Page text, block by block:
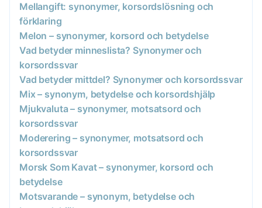
Mellangift: synonymer, korsordslösning och
förklaring
Melon – synonymer, korsord och betydelse
Vad betyder minneslista? Synonymer och
korsordssvar
Vad betyder mittdel? Synonymer och korsordssvar
Mix – synonym, betydelse och korsordshjälp
Mjukvaluta – synonymer, motsatsord och
korsordssvar
Moderering – synonymer, motsatsord och
korsordssvar
Morsk Som Kavat – synonymer, korsord och
betydelse
Motsvarande – synonym, betydelse och